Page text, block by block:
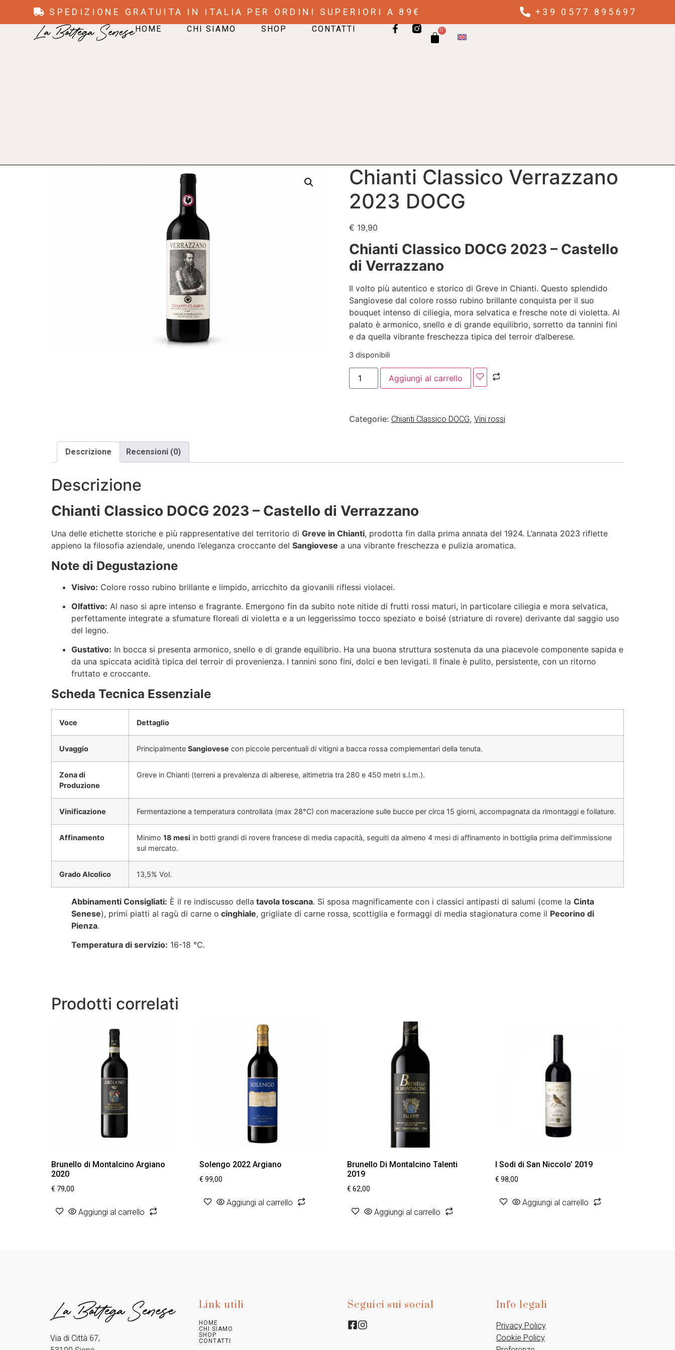
SPEDIZIONE GRATUITA IN ITALIA PER ORDINI SUPERIORI A 89€ +39 0577 895697
HOME CHI SIAMO SHOP CONTATTI 0
Chianti Classico Verrazzano
2023 DOCG
€ 19,90
Chianti Classico DOCG 2023 – Castello
di Verrazzano
Il volto più autentico e storico di Greve in Chianti. Questo splendido
Sangiovese dal colore rosso rubino brillante conquista per il suo
bouquet intenso di ciliegia, mora selvatica e fresche note di violetta. Al
palato è armonico, snello e di grande equilibrio, sorretto da tannini fini
e da quella vibrante freschezza tipica del terroir d’alberese.
3 disponibili
Aggiungi al carrello
Categorie: Chianti Classico DOCG, Vini rossi
Descrizione Recensioni (0)
Descrizione
Chianti Classico DOCG 2023 – Castello di Verrazzano
Una delle etichette storiche e più rappresentative del territorio di Greve in Chianti, prodotta fin dalla prima annata del 1924. L’annata 2023 riflette
appieno la filosofia aziendale, unendo l’eleganza croccante del Sangiovese a una vibrante freschezza e pulizia aromatica.
Note di Degustazione
Visivo: Colore rosso rubino brillante e limpido, arricchito da giovanili riflessi violacei.
Olfattivo: Al naso si apre intenso e fragrante. Emergono fin da subito note nitide di frutti rossi maturi, in particolare ciliegia e mora selvatica,
perfettamente integrate a sfumature floreali di violetta e a un leggerissimo tocco speziato e boisé (striature di rovere) derivante dal saggio uso
del legno.
Gustativo: In bocca si presenta armonico, snello e di grande equilibrio. Ha una buona struttura sostenuta da una piacevole componente sapida e
da una spiccata acidità tipica del terroir di provenienza. I tannini sono fini, dolci e ben levigati. Il finale è pulito, persistente, con un ritorno
fruttato e croccante.
Scheda Tecnica Essenziale
Voce Dettaglio
Uvaggio Principalmente Sangiovese con piccole percentuali di vitigni a bacca rossa complementari della tenuta.
Zona di
Produzione
Greve in Chianti (terreni a prevalenza di alberese, altimetria tra 280 e 450 metri s.l.m.).
Vinificazione Fermentazione a temperatura controllata (max 28°C) con macerazione sulle bucce per circa 15 giorni, accompagnata da rimontaggi e follature.
Affinamento Minimo 18 mesi in botti grandi di rovere francese di media capacità, seguiti da almeno 4 mesi di affinamento in bottiglia prima dell’immissione
sul mercato.
Grado Alcolico 13,5% Vol.
Abbinamenti Consigliati: È il re indiscusso della tavola toscana. Si sposa magnificamente con i classici antipasti di salumi (come la Cinta
Senese), primi piatti al ragù di carne o cinghiale, grigliate di carne rossa, scottiglia e formaggi di media stagionatura come il Pecorino di
Pienza.
Temperatura di servizio: 16-18 °C.
Prodotti correlati
Brunello di Montalcino Argiano
2020
€ 79,00
Aggiungi al carrello
Solengo 2022 Argiano
€ 99,00
Aggiungi al carrello
Brunello Di Montalcino Talenti
2019
€ 62,00
Aggiungi al carrello
I Sodi di San Niccolo’ 2019
€ 98,00
Aggiungi al carrello
Via di Città 67,
Link utili
HOME
CHI SIAMO
SHOP
CONTATTI
Seguici sui social Info legali
Privacy Policy
Cookie Policy